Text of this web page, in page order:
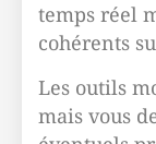
temps réel
cohérents
Les outils
mais vous